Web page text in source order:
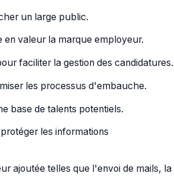
un large public.
en valeur la marque employeur.
faciliter la gestion des candidatures.
les processus d'embauche.
base de talents potentiels.
les informations
ajoutée telles que l'envoi de mails, la